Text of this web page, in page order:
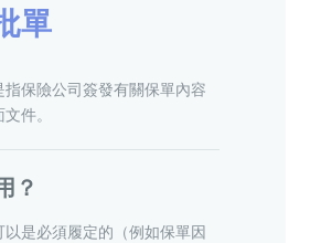
單
指保險公司簽發有關保單內容
件。
？
以是必須履定的（例如保單因